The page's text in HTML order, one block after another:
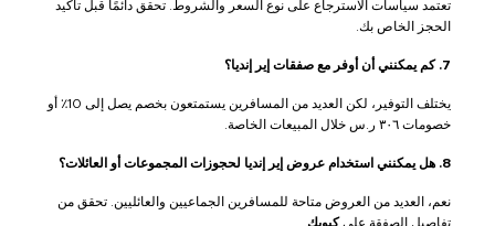
تعتمد سياسات الاسترجاع على نوع السعر والشروط. تحقق دائمًا قبل تأكيد
الحجز الخاص بك.
7. كم يمكنني أن أوفر مع صفقات إير إنديا؟
يختلف التوفير، لكن العديد من المسافرين يستمتعون بخصم يصل إلى 10٪ أو
خصومات ٣٠٦ ر.س خلال المبيعات الخاصة.
8. هل يمكنني استخدام عروض إير إنديا لحجوزات المجموعات أو العائلات؟
نعم، العديد من العروض متاحة للمسافرين الجماعيين والعائليين. تحقق من
تفاصيل الصفقة علىكيوبك